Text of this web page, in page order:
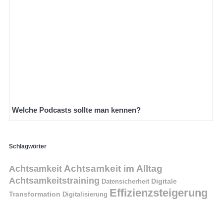
Welche Podcasts sollte man kennen?
Schlagwörter
Achtsamkeit Achtsamkeit im Alltag
Achtsamkeitstraining Datensicherheit Digitale
Transformation Digitalisierung Effizienzsteigerung